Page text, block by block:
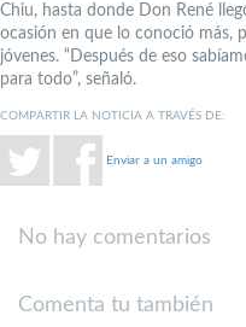
Chiu, hasta donde Don René
ocasión en que lo conoció más,
jóvenes. “Después de eso
para todo”, señaló.
COMPARTIR LA NOTICIA A TRAVÉS DE:
Enviar a un amigo
No hay comentarios
Comenta tu también